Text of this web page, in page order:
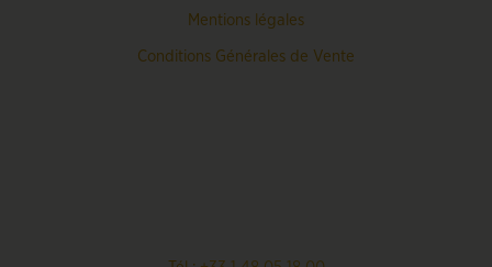
Mentions légales
Conditions Générales de Vente